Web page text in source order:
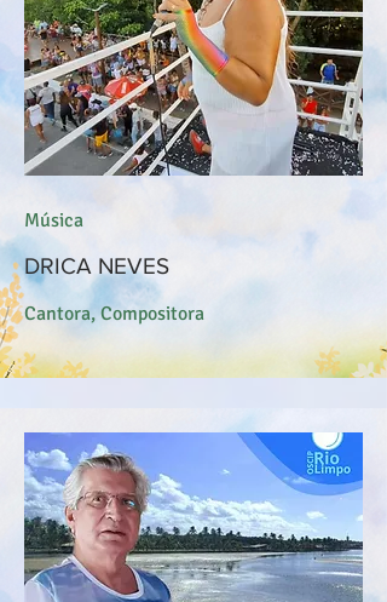
Música
DRICA NEVES
Cantora, Compositora